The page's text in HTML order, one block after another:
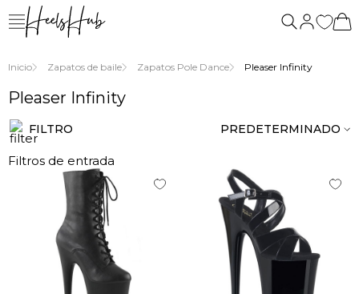
nosotros
Inicio Zapatos de baile Zapatos Pole Dance Pleaser Infinity
Pleaser Infinity
FILTRO PREDETERMINADO
Filtros de entrada